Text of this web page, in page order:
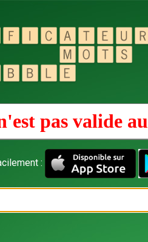
pas valide au
: